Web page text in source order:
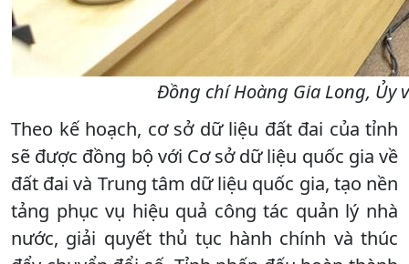
Đồng chí Hoàng Gia Long, Ủy
Theo kế hoạch, cơ sở dữ liệu đất đai của tỉnh
sẽ được đồng bộ với Cơ sở dữ liệu quốc gia về
đất đai và Trung tâm dữ liệu quốc gia, tạo nền
tảng phục vụ hiệu quả công tác quản lý nhà
nước, giải quyết thủ tục hành chính và thúc